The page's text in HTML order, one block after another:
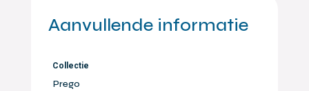
Aanvullende informatie
Collectie
Prego